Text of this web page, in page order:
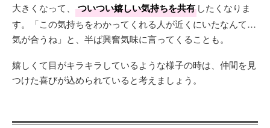
大きくなって、
ついつい嬉しい気持ちを共有 したくなりま
す。「この気持ちをわかってくれる人が近くにいたなんて…
気が合うね」と、半ば興奮気味に言ってくることも。
嬉しくて目がキラキラしているような様子の時は、仲間を見
つけた喜びが込められていると考えましょう。